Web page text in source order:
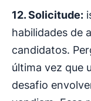
12. Solicitude:
habilidades de
candidatos.
última vez que
desafio